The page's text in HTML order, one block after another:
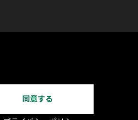
同意する